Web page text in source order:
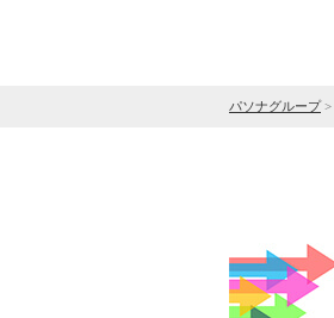
パソナグループ>